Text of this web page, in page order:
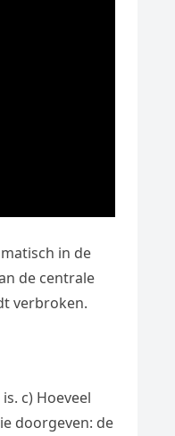
in de
de centrale
verbroken.
c) Hoeveel
doorgeven: de